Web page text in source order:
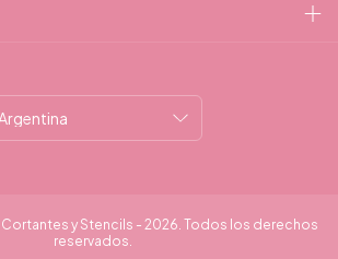
y Stencils - 2026. Todos los derechos
reservados.